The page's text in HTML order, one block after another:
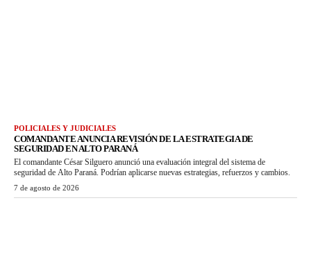
POLICIALES Y JUDICIALES
COMANDANTE ANUNCIA REVISIÓN DE LA ESTRATEGIA DE
SEGURIDAD EN ALTO PARANÁ
El comandante César Silguero anunció una evaluación integral del sistema de
seguridad de Alto Paraná. Podrían aplicarse nuevas estrategias, refuerzos y cambios.
7 de agosto de 2026